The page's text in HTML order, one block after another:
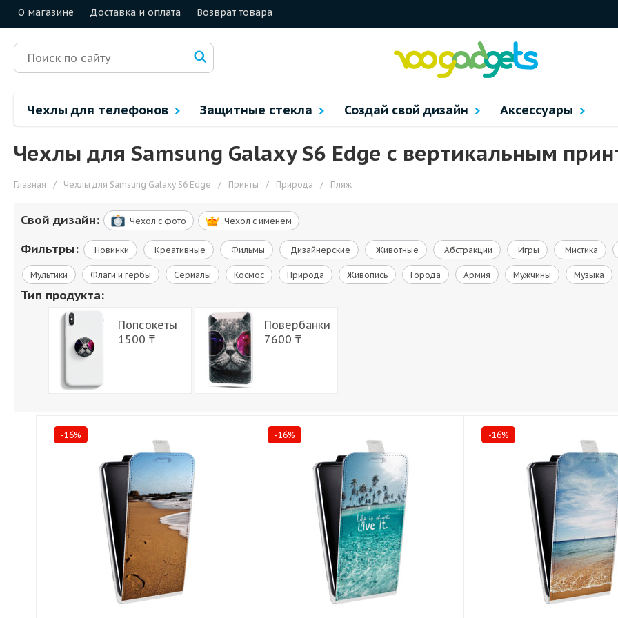
О магазине Доставка и оплата Возврат товара
Чехлы для телефонов Защитные стекла Создай свой дизайн Аксессуары
Чехлы для Samsung Galaxy S6 Edge с вертикальным
Главная / Чехлы для Samsung Galaxy S6 Edge / Принты / Природа / Пляж
Свой дизайн: Чехол c фото Чехол c именем
Фильтры: Новинки Креативные Фильмы Дизайнерские Животные Абстракции Игры Мистика
Мультики Флаги и гербы Сериалы Космос Природа Живопись Города Армия Мужчины Музыка
Тип продукта:
Попсокеты
1500 ₸
Повербанки
7600 ₸
-16% -16% -16%